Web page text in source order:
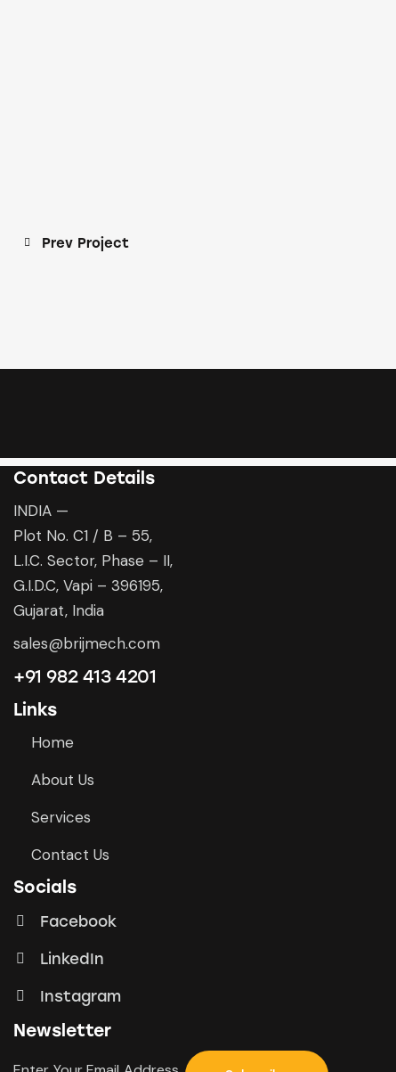
Post
Prev Project
Contact Details
INDIA —
Plot No. C1 / B – 55,
L.I.C. Sector, Phase – II,
G.I.D.C, Vapi – 396195,
Gujarat, India
sales@brijmech.com
+91 982 413 4201
Links
Home
About Us
Services
Contact Us
Socials
Facebook
LinkedIn
Instagram
Newsletter